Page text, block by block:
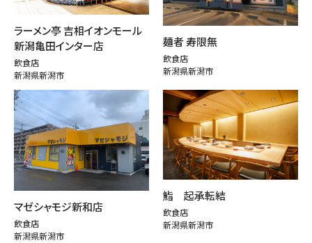
ラーメン亭 吉相イオンモール
新潟亀田インター店
飲食店
新潟県新潟市
麺者 寿限無
飲食店
新潟県新潟市
マゼシャモジ新和店
飲食店
新潟県新潟市
鮨 起承転結
飲食店
新潟県新潟市